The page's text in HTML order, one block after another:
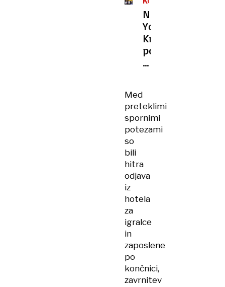
New
York
Knicks
pometli
s
finale
lige
NBA
Med
preteklimi
spornimi
potezami
so
bili
hitra
odjava
iz
hotela
za
igralce
in
zaposlene
po
končnici,
zavrnitev